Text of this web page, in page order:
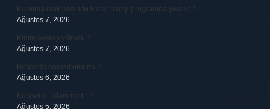
Kurutma makinesinde kotlar hangi programda yıkanır ?
Ağustos 7, 2026
Kimin averajı yüksek ?
Ağustos 7, 2026
Boğazda parazit olur mu ?
Ağustos 6, 2026
Kubbet-ül-İslam nedir ?
Ağustos 5, 2026